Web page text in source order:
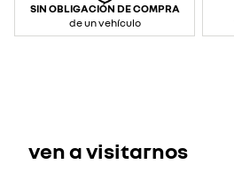
SIN OBLIGACIÓN DE COMPRA
de un vehículo
ven a visitarnos